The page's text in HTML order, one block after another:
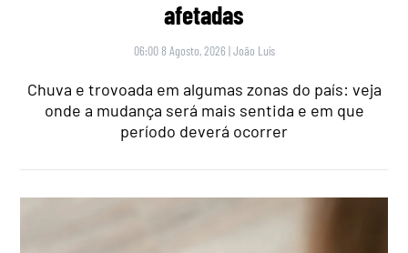
afetadas
06:00 8 Agosto, 2026 |João Luís
Chuva e trovoada em algumas zonas do país: veja
onde a mudança será mais sentida e em que
período deverá ocorrer